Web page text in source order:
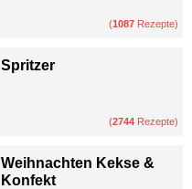
(1087 Rezepte)
Spritzer
(2744 Rezepte)
Weihnachten Kekse &
Konfekt